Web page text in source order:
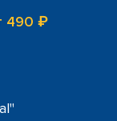
490 ₽